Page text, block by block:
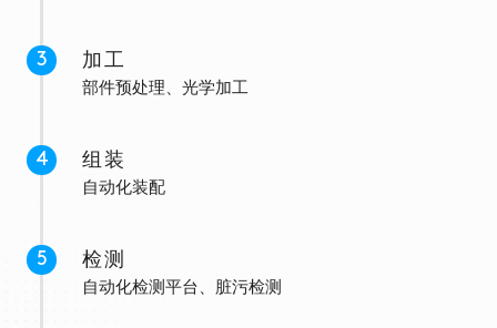
加工
部件预处理、光学加工
组装
自动化装配
检测
自动化检测平台、脏污检测